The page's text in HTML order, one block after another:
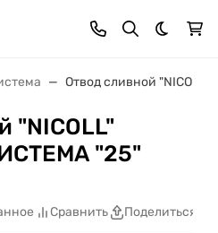
Темная
Отвод сливной
"NICOLL"
"25"
Сравнить Поделиться